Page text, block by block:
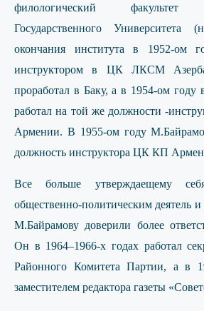
филологический факультет
Государственного
окончания института в 1952-ом
инструктором в ЦК ЛКСМ
проработал в Баку, а в 1954-ом году
работал на той же должности -
Армении. В 1955-ом году
должность инструктора ЦК КП
Все больше утверждаещему
общественно-политическим деятель
М.Байрамову доверили более
Он в 1964–1966-х годах работал
Районного Комитета Партии, а в
заместителем редактора газеты